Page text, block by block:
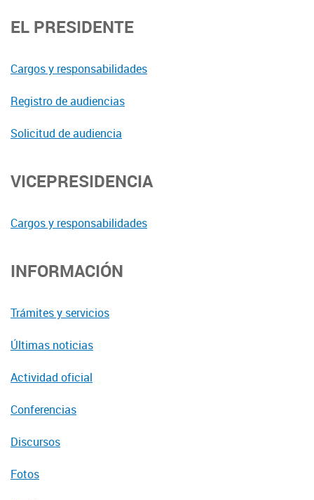
EL PRESIDENTE
Cargos y responsabilidades
Registro de audiencias
Solicitud de audiencia
VICEPRESIDENCIA
Cargos y responsabilidades
INFORMACIÓN
Trámites y servicios
Últimas noticias
Actividad oficial
Conferencias
Discursos
Fotos